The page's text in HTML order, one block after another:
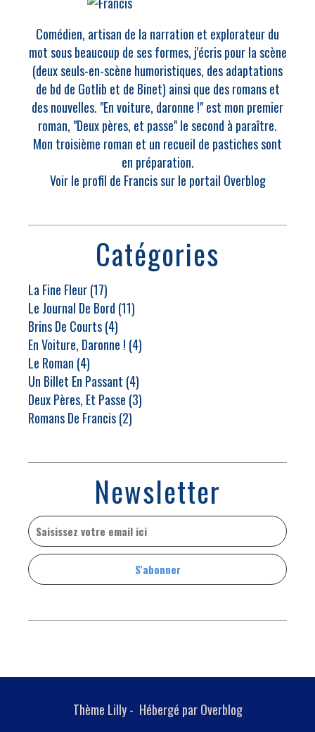
Newsletter
Catégories
La Fine Fleur(17)
Le Journal De Bord (11)
Brins De Courts(4)
En Voiture, Daronne ! (4)
Le Roman (4)
Un Billet En Passant (4)
Deux Pères, Et Passe (3)
Romans De Francis(2)
Comédien, artisan de la narration et explorateur du
mot sous beaucoup de ses formes, j'écris pour la scène
(deux seuls-en-scène humoristiques, des adaptations
de bd de Gotlib et de Binet) ainsi que des romans et
des nouvelles. "En voiture, daronne !" est mon premier
roman, "Deux pères, et passe" le second à paraître.
Mon troisième roman et un recueil de pastiches sont
en préparation.
Voir le profil de Francissur le portail Overblog
Thème Lilly - Hébergé parOverblog